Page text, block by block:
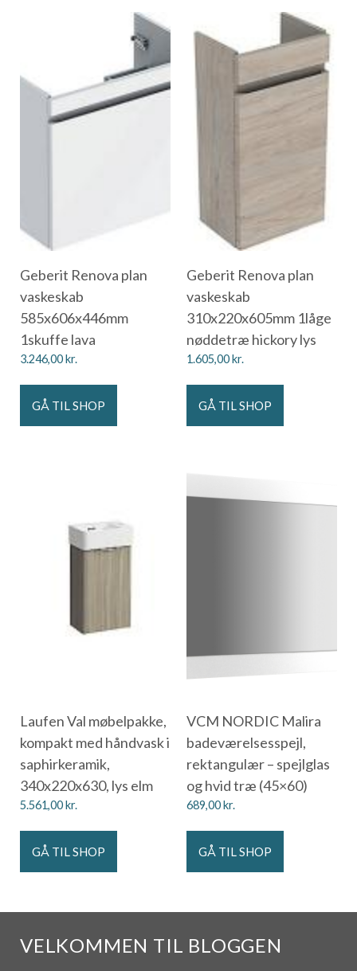
Geberit Renova plan
vaskeskab
585x606x446mm
1skuffe lava
3.246,00kr.
GÅ TIL SHOP
Geberit Renova plan
vaskeskab
310x220x605mm 1låge
nøddetræ hickory lys
1.605,00kr.
GÅ TIL SHOP
Laufen Val møbelpakke,
kompakt med håndvask i
saphirkeramik,
340x220x630, lys elm
5.561,00kr.
GÅ TIL SHOP
VCM NORDIC Malira
badeværelsesspejl,
rektangulær – spejlglas
og hvid træ (45×60)
689,00kr.
GÅ TIL SHOP
VELKOMMEN TIL BLOGGEN